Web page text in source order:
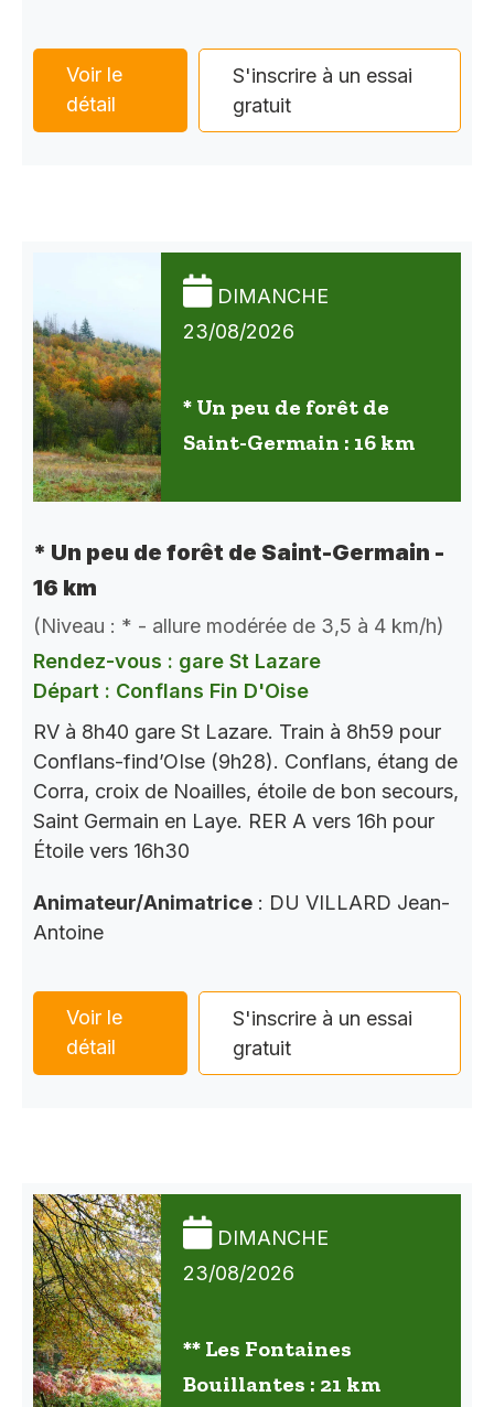
Voir le
détail
S'inscrire à un essai
gratuit
DIMANCHE
23/08/2026
* Un peu de forêt de
Saint-Germain : 16 km
* Un peu de forêt de Saint-Germain -
16 km
(Niveau : * - allure modérée de 3,5 à 4 km/h)
Rendez-vous : gare St Lazare
Départ : Conflans Fin D'Oise
RV à 8h40 gare St Lazare. Train à 8h59 pour
Conflans-find’OIse (9h28). Conflans, étang de
Corra, croix de Noailles, étoile de bon secours,
Saint Germain en Laye. RER A vers 16h pour
Étoile vers 16h30
Animateur/Animatrice : DU VILLARD Jean-
Antoine
Voir le
détail
S'inscrire à un essai
gratuit
DIMANCHE
23/08/2026
** Les Fontaines
Bouillantes : 21 km